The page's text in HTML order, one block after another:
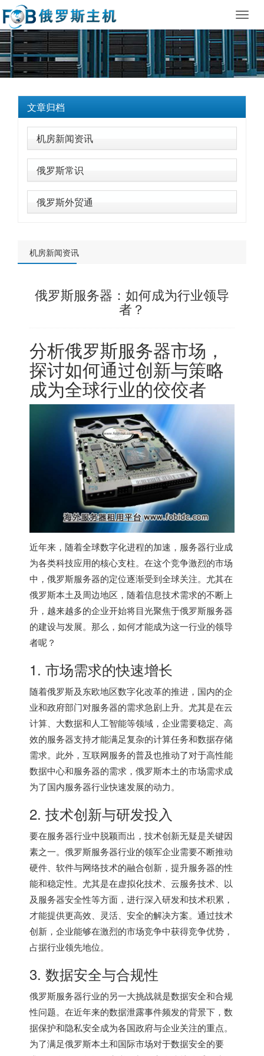
文章归档
机房新闻资讯
俄罗斯常识
俄罗斯外贸通
机房新闻资讯
俄罗斯服务器：如何成为行业领导
者？
分析俄罗斯服务器市场，
探讨如何通过创新与策略
成为全球行业的佼佼者
近年来，随着全球数字化进程的加速，服务器行业成
为各类科技应用的核心支柱。在这个竞争激烈的市场
中，俄罗斯服务器的定位逐渐受到全球关注。尤其在
俄罗斯本土及周边地区，随着信息技术需求的不断上
升，越来越多的企业开始将目光聚焦于俄罗斯服务器
的建设与发展。那么，如何才能成为这一行业的领导
者呢？
1. 市场需求的快速增长
随着俄罗斯及东欧地区数字化改革的推进，国内的企
业和政府部门对服务器的需求急剧上升。尤其是在云
计算、大数据和人工智能等领域，企业需要稳定、高
效的服务器支持才能满足复杂的计算任务和数据存储
需求。此外，互联网服务的普及也推动了对于高性能
数据中心和服务器的需求，俄罗斯本土的市场需求成
为了国内服务器行业快速发展的动力。
2. 技术创新与研发投入
要在服务器行业中脱颖而出，技术创新无疑是关键因
素之一。 俄罗斯服务器行业的领军企业需要不断推动
硬件、软件与网络技术的融合创新，提升服务器的性
能和稳定性。尤其是在虚拟化技术、云服务技术、以
及服务器安全性等方面，进行深入研发和技术积累，
才能提供更高效、灵活、安全的解决方案。通过技术
创新，企业能够在激烈的市场竞争中获得竞争优势，
占据行业领先地位。
3. 数据安全与合规性
俄罗斯服务器行业的另一大挑战就是数据安全和合规
性问题。在近年来的数据泄露事件频发的背景下，数
据保护和隐私安全成为各国政府与企业关注的重点。
为了满足俄罗斯本土和国际市场对于数据安全的要